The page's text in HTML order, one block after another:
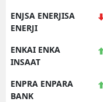
ENJSA ENERJISA
ENERJI
ENKAI ENKA
INSAAT
ENPRA ENPARA
BANK